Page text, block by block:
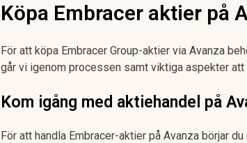
Köpa Embracer aktier på
För att köpa Embracer Group-aktier via Avanza
går vi igenom processen samt viktiga aspekter
Kom igång med aktiehandel på
För att handla Embracer-aktier på Avanza börjar